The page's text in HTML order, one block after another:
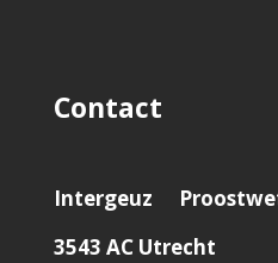
Contact
Intergeuz
3543 AC Utrecht